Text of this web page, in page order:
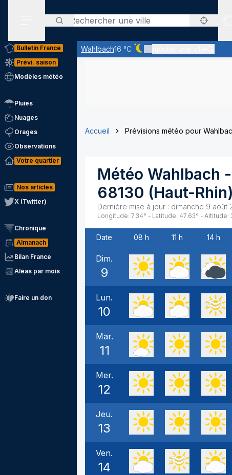
Rechercher
Wahlbach16 °C
Ciel dégagé - quasiment pas
Bulletin France
Prévi. saison
Modèles météo
Pluies
Nuages
Orages
Observations
Votre quartier
Nos articles
X (Twitter)
Chronique
Almanach
Bilan France
Aléas par mois
Faire un don
Accueil Prévisions météo pour
Météo Wahlbach
68130 (Haut-Rhin)
Dernière mise à jour : dimanche 9 août
Longitude: 7.34° - Latitude: 47.63° - Altitude:
Date 08 h 11 h 14 h
Dim.
9
Lun.
10
Mar.
11
Mer.
12
Jeu.
13
Ven.
14